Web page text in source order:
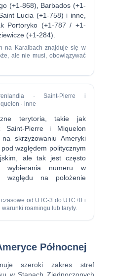
(+1-868), Barbados (+1-
Lucia (+1-758) i inne,
Portoryko (+1-787 / +1-
(+1-284).
na Karaibach znajduje się w
ale nie musi, obowiązywać
· Saint-Pierre i
· inne
terytoria, takie jak
Saint-Pierre i Miquelon
skrzyżowaniu Ameryki
względem politycznym
ale tak jest często
wybierania numeru w
względu na położenie
od UTC-3 do UTC+0 i
roamingu lub taryfy.
Północnej
szeroki zakres stref